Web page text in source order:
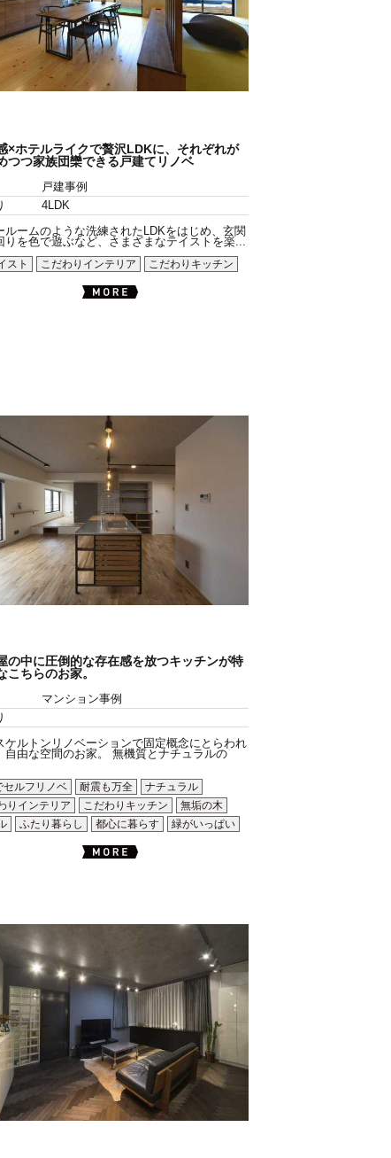
×ホテルライクで贅沢LDKに、それぞれが
つつ家族団欒できる戸建てリノベ
戸建事例
4LDK
ルームのような洗練されたLDKをはじめ、玄関
りを色で遊ぶなど、さまざまなテイストを楽...
スト
こだわりインテリア こだわりキッチン
の中に圧倒的な存在感を放つキッチンが特
こちらのお家。
マンション事例
ケルトンリノベーションで固定概念にとらわれ
自由な空間のお家。 無機質とナチュラルの
セルフリノベ
耐震も万全
ナチュラル
りインテリア
こだわりキッチン
無垢の木
ふたり暮らし 都心に暮らす 緑がいっぱい